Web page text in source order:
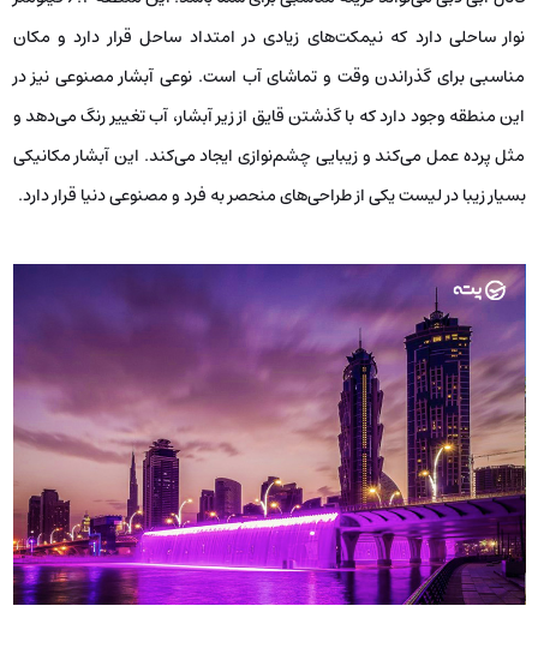
نوار ساحلی دارد که نیمکت‌های زیادی در امتداد ساحل قرار دارد و مکان
مناسبی برای گذراندن وقت و تماشای آب است. نوعی آبشار مصنوعی نیز در
این منطقه وجود دارد که با گذشتن قایق از زیر آبشار، آب تغییر رنگ می‌دهد و
مثل پرده عمل می‌کند و زیبایی چشم‌نوازی ایجاد می‌کند. این آبشار مکانیکی
بسیار زیبا در لیست یکی از طراحی‌های منحصر به فرد و مصنوعی دنیا قرار دارد.